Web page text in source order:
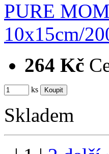
264 Kč
ks
Skladem